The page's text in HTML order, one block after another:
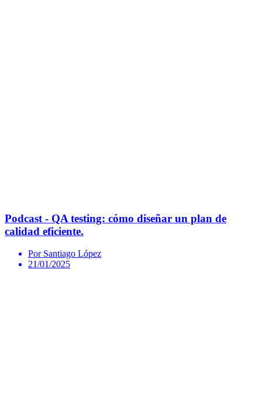
Podcast - QA testing: cómo diseñar un plan de
calidad eficiente.
Por Santiago López
21/01/2025